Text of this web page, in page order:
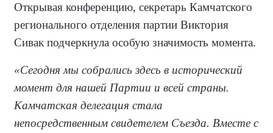
Открывая конференцию, секретарь Камчатского
регионального отделения партии Виктория
Сивак подчеркнула особую значимость момента.
«Сегодня мы собрались здесь в исторический
момент для нашей Партии и всей страны.
Камчатская делегация стала
непосредственным свидетелем Съезда. Вместе с